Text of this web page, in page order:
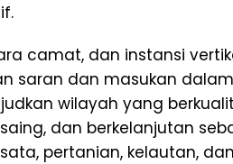
camat, dan instansi
saran dan masukan
wilayah yang
dan berkelanjutan
pertanian, kelautan,